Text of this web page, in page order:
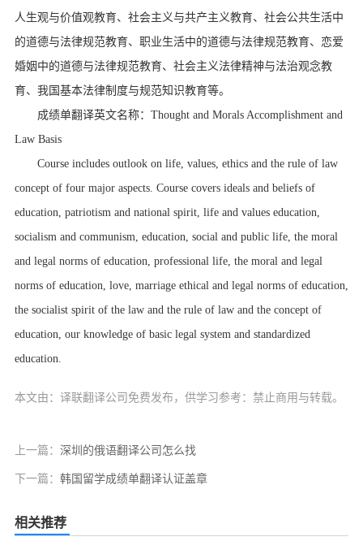
人生观与价值观教育、社会主义与共产主义教育、社会公共生活中
的道德与法律规范教育、职业生活中的道德与法律规范教育、恋爱
婚姻中的道德与法律规范教育、社会主义法律精神与法治观念教
育、我国基本法律制度与规范知识教育等。
成绩单翻译英文名称： Thought and Morals Accomplishment and
Law Basis
Course includes outlook on life, values, ethics and the rule of law
concept of four major aspects. Course covers ideals and beliefs of
education, patriotism and national spirit, life and values education,
socialism and communism, education, social and public life, the moral
and legal norms of education, professional life, the moral and legal
norms of education, love, marriage ethical and legal norms of education,
the socialist spirit of the law and the rule of law and the concept of
education, our knowledge of basic legal system and standardized
education.
本文由：译联翻译公司免费发布，供学习参考：禁止商用与转载。
上一篇： 深圳的俄语翻译公司怎么找
下一篇： 韩国留学成绩单翻译认证盖章
相关推荐